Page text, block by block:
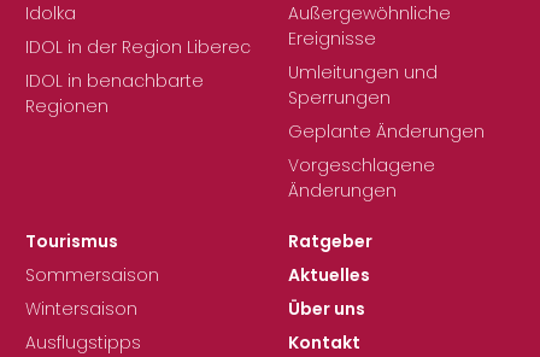
Idolka
IDOL in der Region Liberec
IDOL in benachbarte
Regionen
Außergewöhnliche
Ereignisse
Umleitungen und
Sperrungen
Geplante Änderungen
Vorgeschlagene
Änderungen
Tourismus
Sommersaison
Wintersaison
Ausflugstipps
Ratgeber
Aktuelles
Über uns
Kontakt